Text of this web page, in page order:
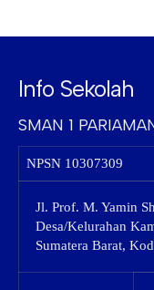
Info Sekolah
SMAN 1
NPSN 10307309
Jl. Prof. M. Yamin
Desa/Kelurahan
Sumatera Barat,